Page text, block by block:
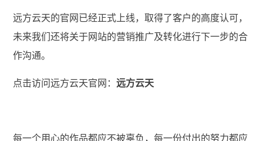
远方云天的官网已经正式上线，取得了客户的高度认可，
未来我们还将关于网站的营销推广及转化进行下一步的合
作沟通。
点击访问远方云天官网：远方云天
每一个用心的作品都应不被辜负，每一份付出的努力都应